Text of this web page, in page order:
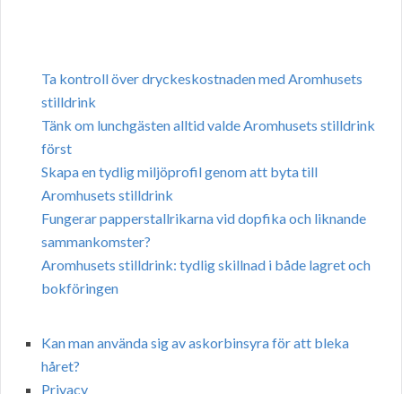
Ta kontroll över dryckeskostnaden med Aromhusets
stilldrink
Tänk om lunchgästen alltid valde Aromhusets stilldrink
först
Skapa en tydlig miljöprofil genom att byta till
Aromhusets stilldrink
Fungerar papperstallrikarna vid dopfika och liknande
sammankomster?
Aromhusets stilldrink: tydlig skillnad i både lagret och
bokföringen
Kan man använda sig av askorbinsyra för att bleka
håret?
Privacy